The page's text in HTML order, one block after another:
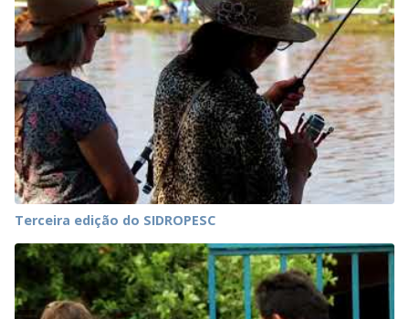
Terceira edição do SIDROPESC